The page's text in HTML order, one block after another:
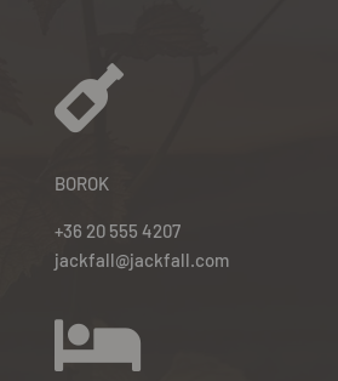

BOROK
+36 20 555 4207
jackfall@jackfall.com
